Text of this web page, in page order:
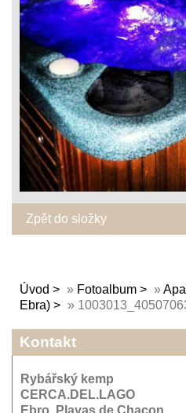
Zpět do složky
Úvod » Fotoalbum »
Ebra)
»
Kontakt
Rybářský kemp
CERCA.DEL.LAGO
Ebro, Playas de Chacon,